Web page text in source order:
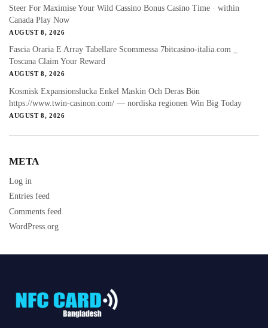
Steer For Maximise Your Wild Cassino Bonus Casino Time · within
Canada Play Now
AUGUST 8, 2026
Fascia Oraria E Array Tabellare Scommessa 7bitcasino-italia.com _
Toscana Claim Your Reward
AUGUST 8, 2026
Kosmisk Expansionslucka Enkel Maskin Och Deras Bön
https://www.twin-casinon.com/ — nordiska regionen Win Big Today
AUGUST 8, 2026
META
Log in
Entries feed
Comments feed
WordPress.org